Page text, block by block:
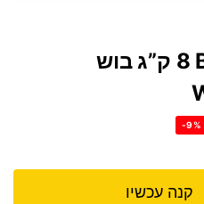
מייבש כביסה Bosch ‏8 ‏ק”ג בוש
-9%
קנה עכשיו